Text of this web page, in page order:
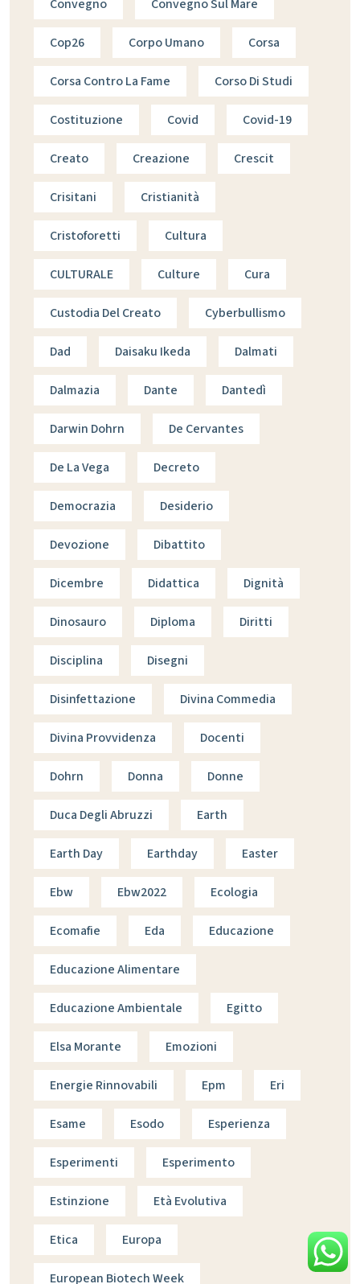
Convegno Convegno Sul Mare
Cop26 Corpo Umano Corsa
Corsa Contro La Fame Corso Di Studi
Costituzione Covid Covid-19
Creato Creazione Crescit
Crisitani Cristianità
Cristoforetti Cultura
CULTURALE Culture Cura
Custodia Del Creato Cyberbullismo
Dad Daisaku Ikeda Dalmati
Dalmazia Dante Dantedì
Darwin Dohrn De Cervantes
De La Vega Decreto
Democrazia Desiderio
Devozione Dibattito
Dicembre Didattica Dignità
Dinosauro Diploma Diritti
Disciplina Disegni
Disinfettazione Divina Commedia
Divina Provvidenza Docenti
Dohrn Donna Donne
Duca Degli Abruzzi Earth
Earth Day Earthday Easter
Ebw Ebw2022 Ecologia
Ecomafie Eda Educazione
Educazione Alimentare
Educazione Ambientale Egitto
Elsa Morante Emozioni
Energie Rinnovabili Epm Eri
Esame Esodo Esperienza
Esperimenti Esperimento
Estinzione Età Evolutiva
Etica Europa
European Biotech Week